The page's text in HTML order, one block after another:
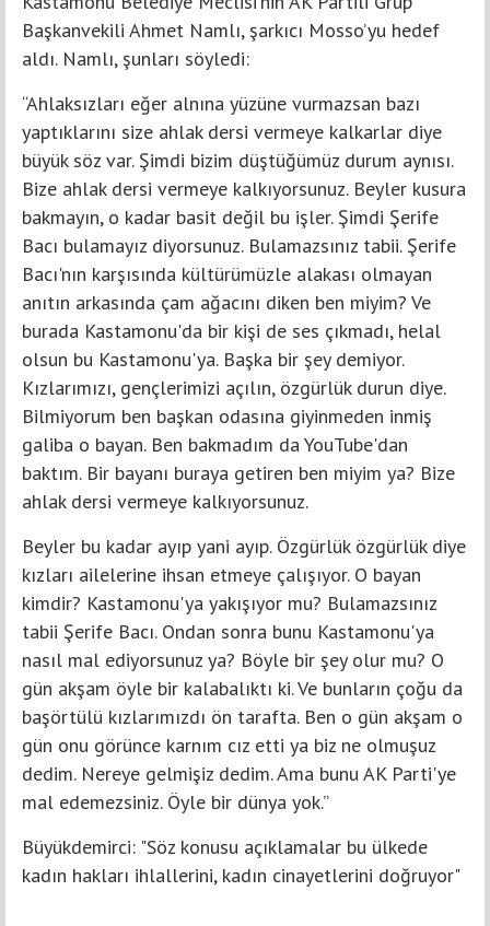
Başkanvekili Ahmet Namlı, şarkıcı Mosso’yu hedef
aldı. Namlı, şunları söyledi:
“Ahlaksızları eğer alnına yüzüne vurmazsan bazı
yaptıklarını size ahlak dersi vermeye kalkarlar diye
büyük söz var. Şimdi bizim düştüğümüz durum aynısı.
Bize ahlak dersi vermeye kalkıyorsunuz. Beyler kusura
bakmayın, o kadar basit değil bu işler. Şimdi Şerife
Bacı bulamayız diyorsunuz. Bulamazsınız tabii. Şerife
Bacı'nın karşısında kültürümüzle alakası olmayan
anıtın arkasında çam ağacını diken ben miyim? Ve
burada Kastamonu'da bir kişi de ses çıkmadı, helal
olsun bu Kastamonu'ya. Başka bir şey demiyor.
Kızlarımızı, gençlerimizi açılın, özgürlük durun diye.
Bilmiyorum ben başkan odasına giyinmeden inmiş
galiba o bayan. Ben bakmadım da YouTube'dan
baktım. Bir bayanı buraya getiren ben miyim ya? Bize
ahlak dersi vermeye kalkıyorsunuz.
Beyler bu kadar ayıp yani ayıp. Özgürlük özgürlük diye
kızları ailelerine ihsan etmeye çalışıyor. O bayan
kimdir? Kastamonu'ya yakışıyor mu? Bulamazsınız
tabii Şerife Bacı. Ondan sonra bunu Kastamonu'ya
nasıl mal ediyorsunuz ya? Böyle bir şey olur mu? O
gün akşam öyle bir kalabalıktı ki. Ve bunların çoğu da
başörtülü kızlarımızdı ön tarafta. Ben o gün akşam o
gün onu görünce karnım cız etti ya biz ne olmuşuz
dedim. Nereye gelmişiz dedim. Ama bunu AK Parti'ye
mal edemezsiniz. Öyle bir dünya yok.”
Büyükdemirci: "Söz konusu açıklamalar bu ülkede
kadın hakları ihlallerini, kadın cinayetlerini doğruyor"